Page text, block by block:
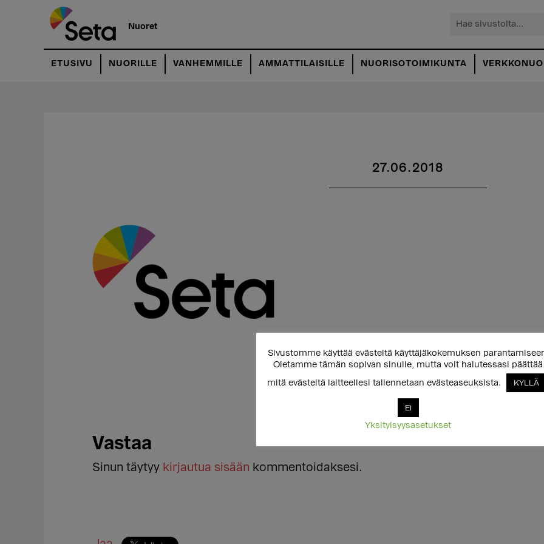
pääsisältöön
Nuoret
Hae
ETUSIVU NUORILLE VANHEMMILLE AMMATTILAISILLE NUORISOTOIMIKUNTA
27.06.2018
Lukijan
vuorovaikutus
Vastaa
Sinun täytyy kirjautua sisään kommentoidaksesi.
Sivustomme käyttää evästeitä käyttäjäkokemuksen
Oletamme tämän sopivan sinulle, mutta voit halutessasi päättää
mitä evästeitä laitteellesi tallennetaan evästeaseuksista.
KYLLÄ
Ei
Yksityisyysasetukset